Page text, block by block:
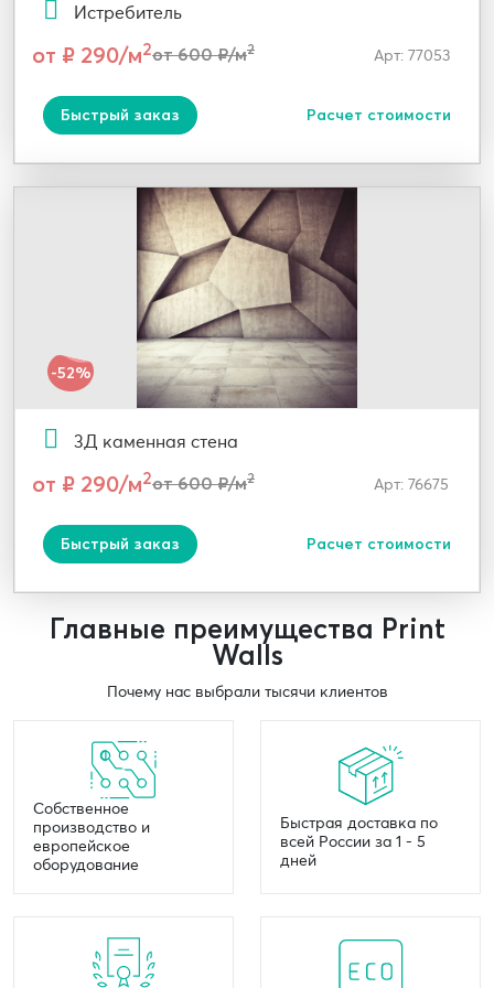
Истребитель
от ₽ 290/м2от 600 ₽/м2 Арт: 77053
Быстрый заказ Расчет стоимости
-52%
3Д каменная стена
от ₽ 290/м2от 600 ₽/м2 Арт: 76675
Быстрый заказ Расчет стоимости
Главные преимущества Print
Walls
Почему нас выбрали тысячи клиентов
Собственное
производство и
европейское
оборудование
Быстрая доставка по
всей России за 1 - 5
дней